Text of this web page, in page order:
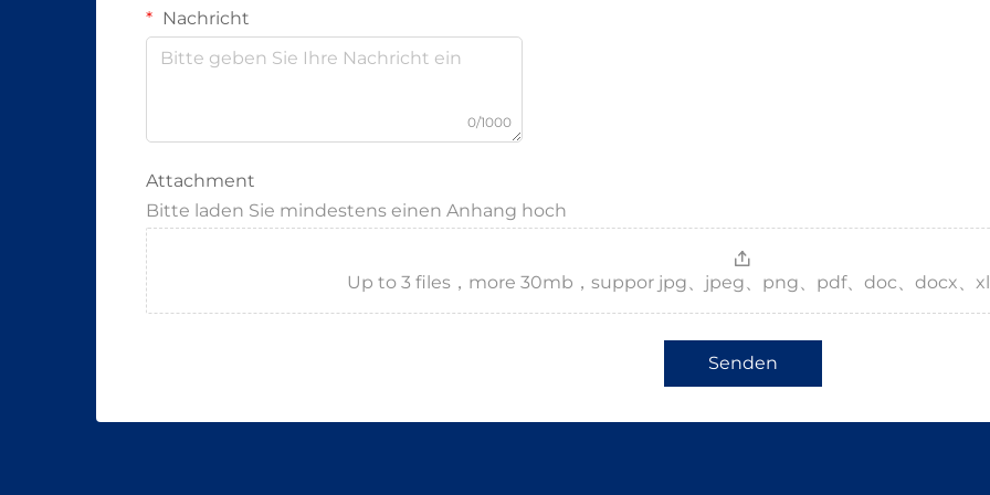
Nachricht
0/1000
Attachment
Bitte laden Sie mindestens einen Anhang hoch
Up to 3 files，more 30mb，suppor jpg、jpeg、png、pdf、doc、docx、
Senden